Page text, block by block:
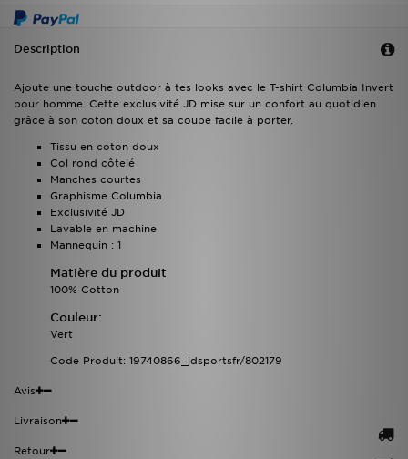
Description
Ajoute une touche outdoor à tes looks avec le T-shirt Columbia Invert
pour homme. Cette exclusivité JD mise sur un confort au quotidien
grâce à son coton doux et sa coupe facile à porter.
Tissu en coton doux
Col rond côtelé
Manches courtes
Graphisme Columbia
Exclusivité JD
Lavable en machine
Mannequin : 1
Matière du produit
100% Cotton
Couleur:
Vert
Code Produit: 19740866_jdsportsfr/802179
Avis
Livraison
Retour